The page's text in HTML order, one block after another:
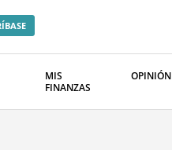
MIS
FINANZAS
OPINIÓN